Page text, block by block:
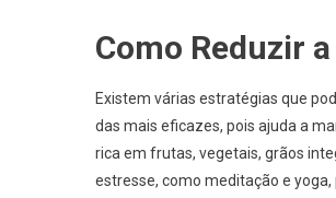
Como Reduzir
Existem várias estratégias que
das mais eficazes, pois ajuda a
rica em frutas, vegetais, grãos
estresse, como meditação e